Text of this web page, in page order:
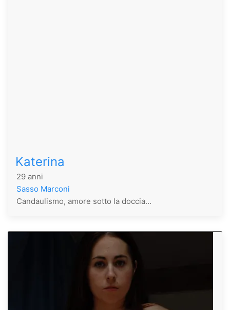
Katerina
29 anni
Sasso Marconi
Candaulismo, amore sotto la doccia...